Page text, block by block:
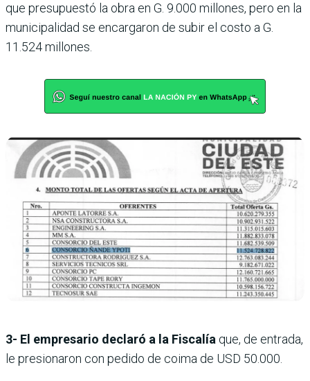
que presupuestó la obra en G. 9.000 millones, pero en la
municipalidad se encargaron de subir el costo a G.
11.524 millones.
3- El empresario declaró a la Fiscalía que, de entrada,
le presionaron con pedido de coima de USD 50.000.